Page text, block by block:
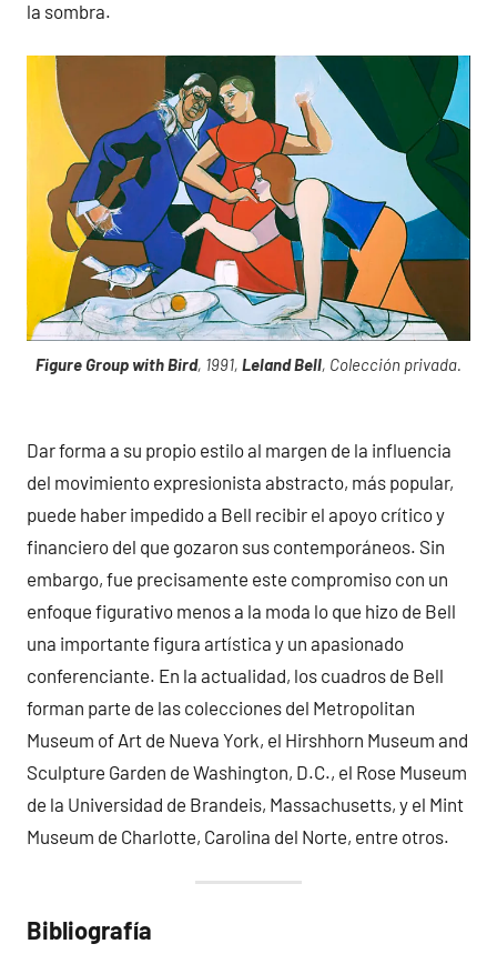
la sombra.
Figure Group with Bird, 1991, Leland Bell, Colección privada.
Dar forma a su propio estilo al margen de la influencia
del movimiento expresionista abstracto, más popular,
puede haber impedido a Bell recibir el apoyo crítico y
financiero del que gozaron sus contemporáneos. Sin
embargo, fue precisamente este compromiso con un
enfoque figurativo menos a la moda lo que hizo de Bell
una importante figura artística y un apasionado
conferenciante. En la actualidad, los cuadros de Bell
forman parte de las colecciones del Metropolitan
Museum of Art de Nueva York, el Hirshhorn Museum and
Sculpture Garden de Washington, D.C., el Rose Museum
de la Universidad de Brandeis, Massachusetts, y el Mint
Museum de Charlotte, Carolina del Norte, entre otros.
Bibliografía